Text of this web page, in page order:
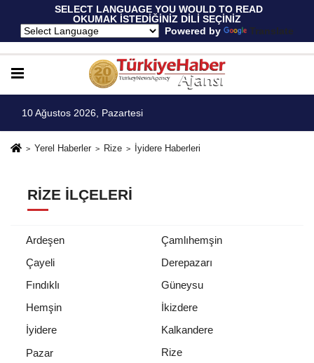
SELECT LANGUAGE YOU WOULD TO READ
OKUMAK İSTEDİĞİNİZ DİLİ SEÇİNİZ
Powered by
Translate
10 Ağustos 2026, Pazartesi
Yerel Haberler Rize İyidere Haberleri
RIZE İLÇELERI
Ardeşen
Çamlıhemşin
Çayeli
Derepazarı
Fındıklı
Güneysu
Hemşin
İkizdere
İyidere
Kalkandere
Pazar
Rize